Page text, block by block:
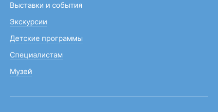
Выставки и события
Экскурсии
Детские программы
Специалистам
Музей